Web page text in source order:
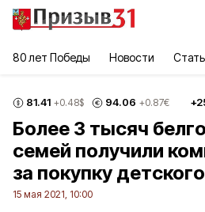
80 лет Победы Новости
81.41 +0.48$ 94.06 +0.87€ +
Более 3 тысяч
семей получили
за покупку
15 мая 2021, 10:00